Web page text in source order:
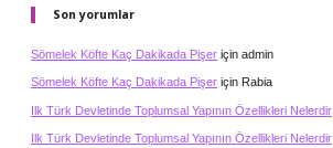
Son yorumlar
Sömelek Köfte Kaç Dakikada Pişer için admin
Sömelek Köfte Kaç Dakikada Pişer için Rabia
Ilk Türk Devletinde Toplumsal Yapının Özellikleri Nelerdir
Ilk Türk Devletinde Toplumsal Yapının Özellikleri Nelerdir